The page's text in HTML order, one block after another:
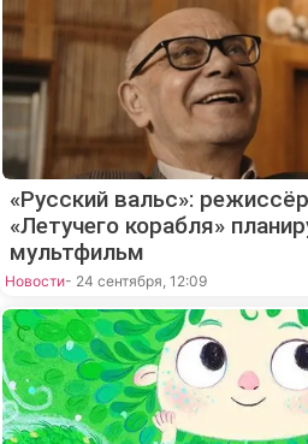
«Русский вальс»:
«Летучего корабля»
мультфильм
Новости- 24 сентября, 12:09